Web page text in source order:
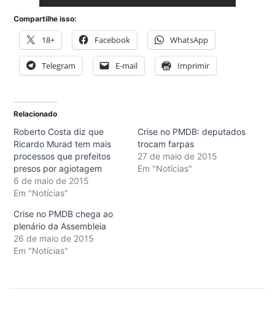
Compartilhe isso:
18+ Facebook WhatsApp
Telegram E-mail Imprimir
Relacionado
Roberto Costa diz que
Ricardo Murad tem mais
processos que prefeitos
presos por agiotagem
6 de maio de 2015
Em "Notícias"
Crise no PMDB: deputados
trocam farpas
27 de maio de 2015
Em "Notícias"
Crise no PMDB chega ao
plenário da Assembleia
26 de maio de 2015
Em "Notícias"